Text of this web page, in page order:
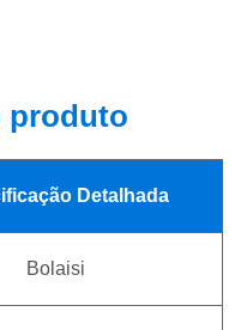
produto
Detalhada
Bolaisi